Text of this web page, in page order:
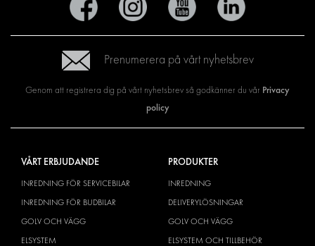
Prenumerera på vårt nyhetsbrev
Genom att registrera dig på vårt nyhetsbrev så godkänner du vår Privacy
policy
VÅRT ERBJUDANDE
INREDNING FÖR SERVICEBILAR
INREDNING FÖR BUDBILAR
GOLV OCH VÄGG
ELSYSTEM
PRODUKTER
INREDNING
DELIVERYLÖSNINGAR
GOLV OCH VÄGG
ELSYSTEM OCH TILLBEHÖR